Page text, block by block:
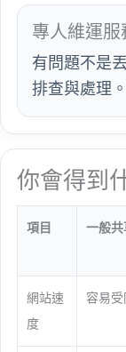
專人維運服
有問題不是
排查與處理。
你會得到
項目 一般
網站速
度
容易